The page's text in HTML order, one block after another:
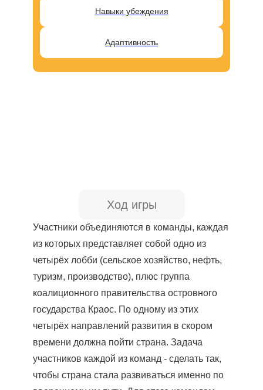
Навыки убеждения
Адаптивность
Ход игры
Участники объединяются в команды, каждая
из которых представляет собой одно из
четырёх лобби (сельское хозяйство, нефть,
туризм, производство), плюс группа
коалиционного правительства островного
государства Краос. По одному из этих
четырёх направлений развития в скором
времени должна пойти страна. Задача
участников каждой из команд - сделать так,
чтобы страна стала развиваться именно по